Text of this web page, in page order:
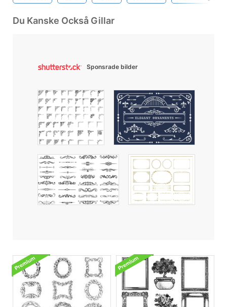
Du Kanske Också Gillar
Sponsrade bilder